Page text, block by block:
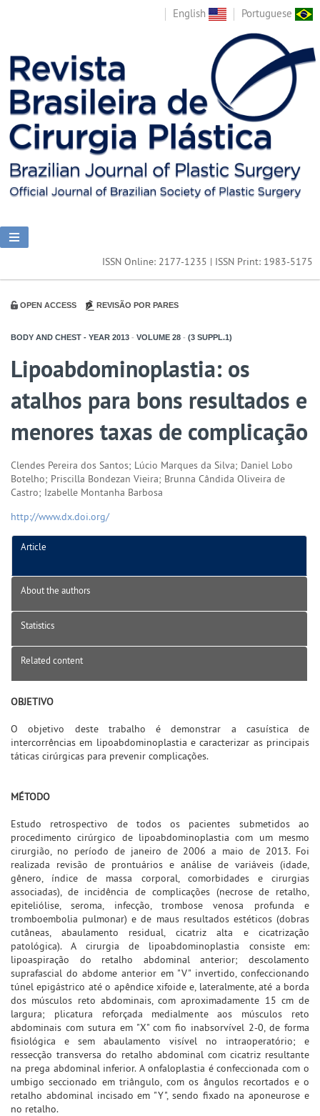
English Portuguese
ISSN Online: 2177-1235 | ISSN Print: 1983-5175
OPEN ACCESS REVISÃO POR PARES
BODY AND CHEST - YEAR 2013 - VOLUME 28 - (3 SUPPL.1)
Lipoabdominoplastia: os
atalhos para bons resultados e
menores taxas de complicação
Clendes Pereira dos Santos; Lúcio Marques da Silva; Daniel Lobo
Botelho; Priscilla Bondezan Vieira; Brunna Cândida Oliveira de
Castro; Izabelle Montanha Barbosa
http://www.dx.doi.org/
Article
About the authors
Statistics
Related content
OBJETIVO
O objetivo deste trabalho é demonstrar a casuística de
intercorrências em lipoabdominoplastia e caracterizar as principais
táticas cirúrgicas para prevenir complicações.
MÉTODO
Estudo retrospectivo de todos os pacientes submetidos ao
procedimento cirúrgico de lipoabdominoplastia com um mesmo
cirurgião, no período de janeiro de 2006 a maio de 2013. Foi
realizada revisão de prontuários e análise de variáveis (idade,
gênero, índice de massa corporal, comorbidades e cirurgias
associadas), de incidência de complicações (necrose de retalho,
epiteliólise, seroma, infecção, trombose venosa profunda e
tromboembolia pulmonar) e de maus resultados estéticos (dobras
cutâneas, abaulamento residual, cicatriz alta e cicatrização
patológica). A cirurgia de lipoabdominoplastia consiste em:
lipoaspiração do retalho abdominal anterior; descolamento
suprafascial do abdome anterior em "V" invertido, confeccionando
túnel epigástrico até o apêndice xifoide e, lateralmente, até a borda
dos músculos reto abdominais, com aproximadamente 15 cm de
largura; plicatura reforçada medialmente aos músculos reto
abdominais com sutura em "X" com fio inabsorvível 2-0, de forma
fisiológica e sem abaulamento visível no intraoperatório; e
ressecção transversa do retalho abdominal com cicatriz resultante
na prega abdominal inferior. A onfaloplastia é confeccionada com o
umbigo seccionado em triângulo, com os ângulos recortados e o
retalho abdominal incisado em "Y", sendo fixado na aponeurose e
no retalho.